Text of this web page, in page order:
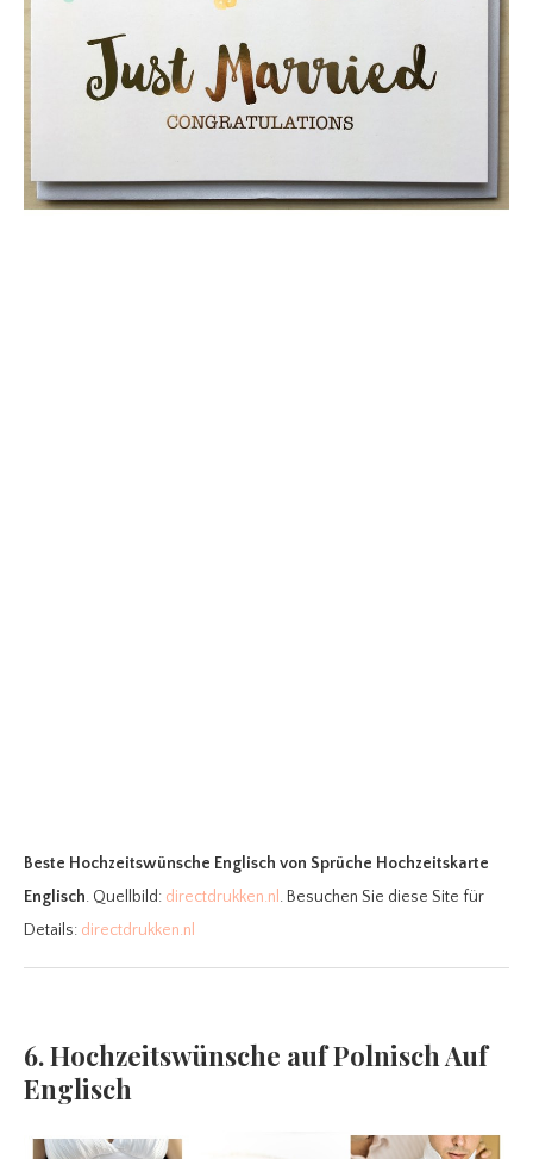
Beste Hochzeitswünsche Englisch von Sprüche Hochzeitskarte
Englisch. Quellbild: directdrukken.nl. Besuchen Sie diese Site für
Details: directdrukken.nl
6. Hochzeitswünsche auf Polnisch Auf
Englisch